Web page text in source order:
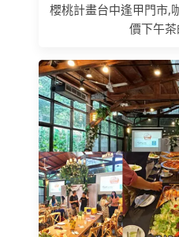
櫻桃計畫台中逢甲門市,
價下午